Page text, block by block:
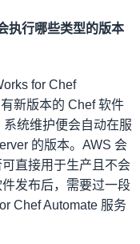
执行哪些类型的版本
for Chef
新版本的 Chef 软件
统维护便会自动在服
的版本。AWS 会
直接用于生产且不会
发布后，需要过一段
Chef Automate 服务